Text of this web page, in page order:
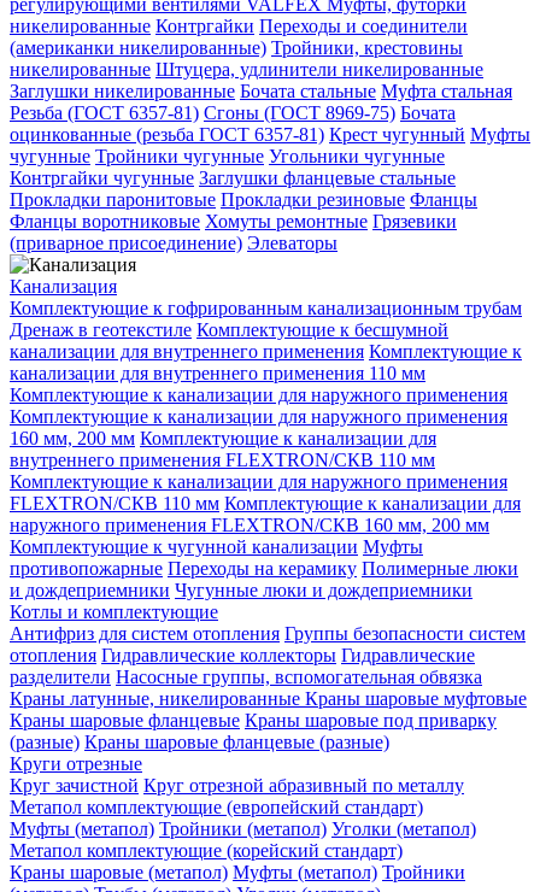
никелированные Контргайки Переходы и соединители
(американки никелированные) Тройники, крестовины
никелированные Штуцера, удлинители никелированные
Заглушки никелированные Бочата стальные Муфта стальная
Резьба (ГОСТ 6357-81) Сгоны (ГОСТ 8969-75) Бочата
оцинкованные (резьба ГОСТ 6357-81) Крест чугунный Муфты
чугунные Тройники чугунные Угольники чугунные
Контргайки чугунные Заглушки фланцевые стальные
Прокладки паронитовые Прокладки резиновые Фланцы
Фланцы воротниковые Хомуты ремонтные Грязевики
(приварное присоединение) Элеваторы
Канализация
Комплектующие к гофрированным канализационным трубам
Дренаж в геотекстиле Комплектующие к бесшумной
канализации для внутреннего применения Комплектующие к
канализации для внутреннего применения 110 мм
Комплектующие к канализации для наружного применения
Комплектующие к канализации для наружного применения
160 мм, 200 мм Комплектующие к канализации для
внутреннего применения FLEXTRON/СКВ 110 мм
Комплектующие к канализации для наружного применения
FLEXTRON/СКВ 110 мм Комплектующие к канализации для
наружного применения FLEXTRON/СКВ 160 мм, 200 мм
Комплектующие к чугунной канализации Муфты
противопожарные Переходы на керамику Полимерные люки
и дождеприемники Чугунные люки и дождеприемники
Котлы и комплектующие
Антифриз для систем отопления Группы безопасности систем
отопления Гидравлические коллекторы Гидравлические
разделители Насосные группы, вспомогательная обвязка
Краны латунные, никелированные Краны шаровые муфтовые
Краны шаровые фланцевые Краны шаровые под приварку
(разные) Краны шаровые фланцевые (разные)
Круги отрезные
Круг зачистной Круг отрезной абразивный по металлу
Метапол комплектующие (европейский стандарт)
Муфты (метапол) Тройники (метапол) Уголки (метапол)
Метапол комплектующие (корейский стандарт)
Краны шаровые (метапол) Муфты (метапол) Тройники